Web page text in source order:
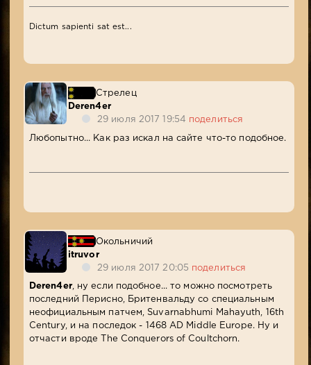
Dictum sapienti sat est...
Стрелец
Deren4er
29 июля 2017 19:54 поделиться
Любопытно... Как раз искал на сайте что-то подобное.
Окольничий
itruvor
29 июля 2017 20:05 поделиться
Deren4er, ну если подобное... то можно посмотреть
последний Перисно, Бритенвальду со специальным
неофициальным патчем, Suvarnabhumi Mahayuth, 16th
Century, и на последок - 1468 AD Middle Europe. Ну и
отчасти вроде The Conquerors of Coultchorn.